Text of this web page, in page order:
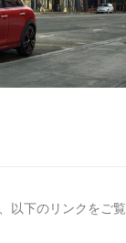
以下のリンクをご覧